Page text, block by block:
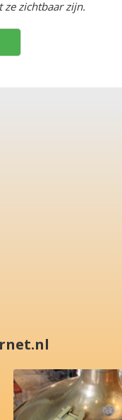
ze zichtbaar zijn.